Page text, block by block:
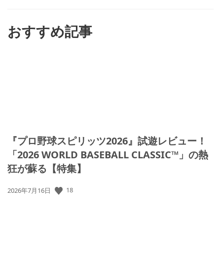
おすすめ記事
『プロ野球スピリッツ2026』試遊レビュー！
「2026 WORLD BASEBALL CLASSIC™」の熱
狂が蘇る【特集】
公
2026年7月16日 18